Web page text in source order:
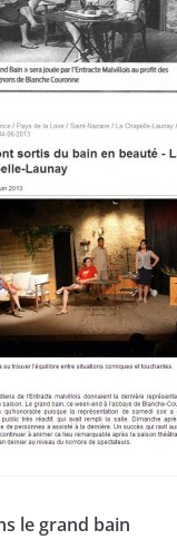
le grand bain